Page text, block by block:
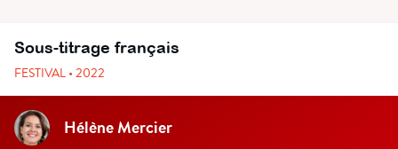
Sous-titrage français
FESTIVAL • 2022
Hélène Mercier